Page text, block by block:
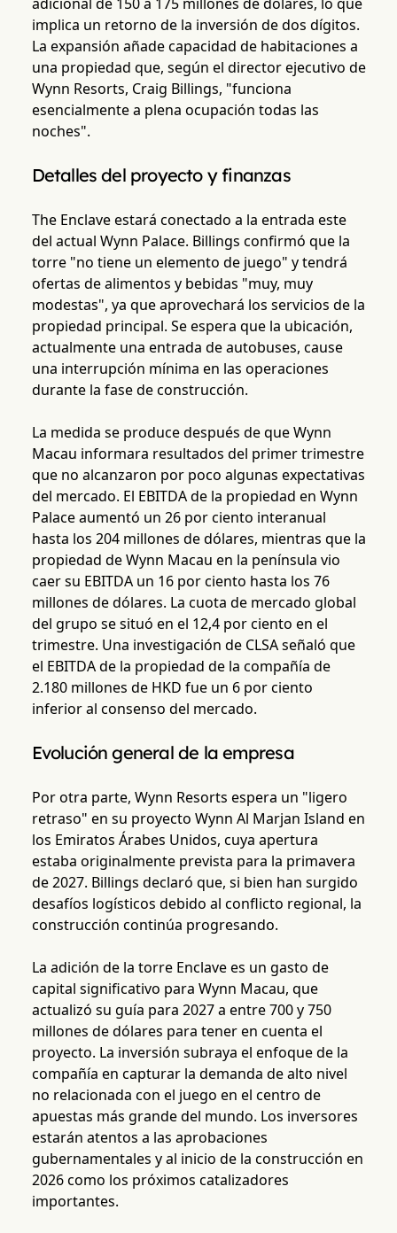
implica un retorno de la inversión de dos dígitos.
La expansión añade capacidad de habitaciones a
una propiedad que, según el director ejecutivo de
Wynn Resorts, Craig Billings, "funciona
esencialmente a plena ocupación todas las
noches".
Detalles del proyecto y finanzas
The Enclave estará conectado a la entrada este
del actual Wynn Palace. Billings confirmó que la
torre "no tiene un elemento de juego" y tendrá
ofertas de alimentos y bebidas "muy, muy
modestas", ya que aprovechará los servicios de la
propiedad principal. Se espera que la ubicación,
actualmente una entrada de autobuses, cause
una interrupción mínima en las operaciones
durante la fase de construcción.
La medida se produce después de que Wynn
Macau informara resultados del primer trimestre
que no alcanzaron por poco algunas expectativas
del mercado. El EBITDA de la propiedad en Wynn
Palace aumentó un 26 por ciento interanual
hasta los 204 millones de dólares, mientras que la
propiedad de Wynn Macau en la península vio
caer su EBITDA un 16 por ciento hasta los 76
millones de dólares. La cuota de mercado global
del grupo se situó en el 12,4 por ciento en el
trimestre. Una investigación de CLSA señaló que
el EBITDA de la propiedad de la compañía de
2.180 millones de HKD fue un 6 por ciento
inferior al consenso del mercado.
Evolución general de la empresa
Por otra parte, Wynn Resorts espera un "ligero
retraso" en su proyecto Wynn Al Marjan Island en
los Emiratos Árabes Unidos, cuya apertura
estaba originalmente prevista para la primavera
de 2027. Billings declaró que, si bien han surgido
desafíos logísticos debido al conflicto regional, la
construcción continúa progresando.
La adición de la torre Enclave es un gasto de
capital significativo para Wynn Macau, que
actualizó su guía para 2027 a entre 700 y 750
millones de dólares para tener en cuenta el
proyecto. La inversión subraya el enfoque de la
compañía en capturar la demanda de alto nivel
no relacionada con el juego en el centro de
apuestas más grande del mundo. Los inversores
estarán atentos a las aprobaciones
gubernamentales y al inicio de la construcción en
2026 como los próximos catalizadores
importantes.